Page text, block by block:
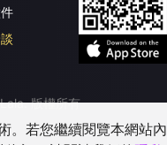
.版權所有
。若您繼續閱覽本網站內